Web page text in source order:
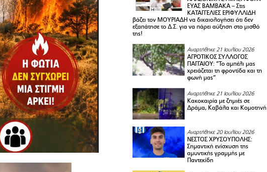
ΕΥΑΣ ΒΑΜΒΑΚΑ – Στις
ΚΑΤΑΓΓΕΛΙΕΣ ΕΡΙΦΥΛΛΙΔΗ
βάζει τον ΜΟΥΡΙΑΔΗ να δικαιολογήσει ότι δεν
εξαπάτησε το Δ.Σ. για να πάρει αύξηση στο μισθό
της!
Αναρτήθηκε 21 Ιουλίου 2026
ΑΓΡΟΤΙΚΟΣ ΣΥΛΛΟΓΟΣ
ΠΑΓΓΑΙΟY: “Το αμπέλι μας
χρειάζεται τη φροντίδα και τη
φωνή μας”
Αναρτήθηκε 21 Ιουλίου 2026
Κακοκαιρία με ζημιές σε
Δράμα, Καβάλα και Κομοτηνή
Αναρτήθηκε 20 Ιουλίου 2026
ΝΕΣΤΟΣ ΧΡΥΣΟΥΠΟΛΗΣ:
Σημαντική ενίσχυση της
αμυντικής γραμμής με
Παντεκίδη